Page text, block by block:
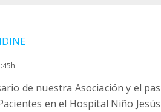
de nuestra Asociación y el
en el Hospital Niño